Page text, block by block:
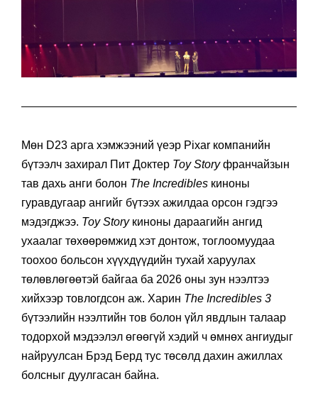
Мөн D23 арга хэмжээний үеэр Pixar компанийн
бүтээлч захирал Пит Доктер Toy Storyфранчайзын
тав дахь анги болон The Incredibles киноны
гуравдугаар ангийг бүтээх ажилдаа орсон гэдгээ
мэдэгджээ. Toy Storyкиноны дараагийн ангид
ухаалаг төхөөрөмжид хэт донтож, тоглоомуудаа
тоохоо больсон хүүхдүүдийн тухай харуулах
төлөвлөгөөтэй байгаа ба 2026 оны зун нээлтээ
хийхээр товлогдсон аж. Харин The Incredibles 3
бүтээлийн нээлтийн тов болон үйл явдлын талаар
тодорхой мэдээлэл өгөөгүй хэдий ч өмнөх ангиудыг
найруулсан Брэд Берд тус төсөлд дахин ажиллах
болсныг дуулгасан байна.